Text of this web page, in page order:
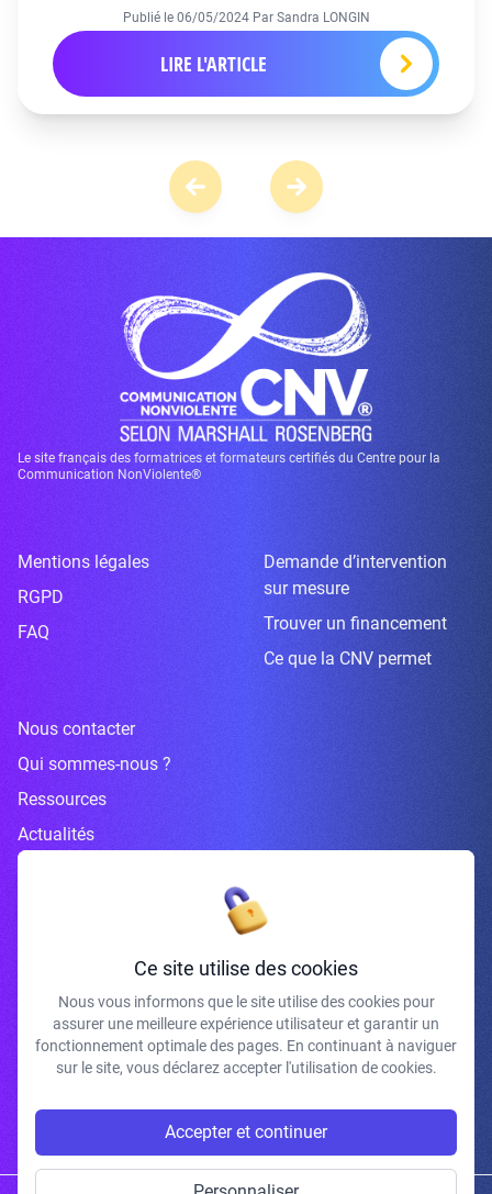
Publié le 06/05/2024 Par Sandra LONGIN
LIRE L'ARTICLE
Le site français des formatrices et formateurs certifiés du Centre pour la
Communication NonViolente®
Mentions légales
RGPD
FAQ
Demande d’intervention
sur mesure
Trouver un financement
Ce que la CNV permet
Nous contacter
Qui sommes-nous ?
Ressources
Actualités
Inscrivez-vous à la newsletter
J'accepte de recevoir vos e-mails et confirme avoir pris connaissance de
votre politique de confidentialité et mentions légales.
Ce site utilise des cookies
Nous vous informons que le site utilise des cookies pour
assurer une meilleure expérience utilisateur et garantir un
fonctionnement optimale des pages. En continuant à naviguer
sur le site, vous déclarez accepter l'utilisation de cookies.
Accepter et continuer